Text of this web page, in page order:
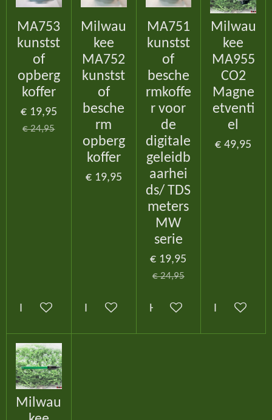
MA753
kunstst
of
opberg
koffer
€ 19,95
€ 24,95
In winkelwagen
Milwau
kee
MA752
kunstst
of
besche
rm
opberg
koffer
€ 19,95
In winkelwagen
MA751
kunstst
of
besche
rmkoffe
r voor
de
digitale
geleidb
aarhei
ds/ TDS
meters
MW
serie
€ 19,95
€ 24,95
Houd mij op de hoogte
Milwau
kee
MA955
CO2
Magne
etventi
el
€ 49,95
In
Milwau